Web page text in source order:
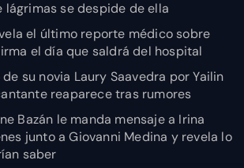
lágrimas se despide de ella
el último reporte médico sobre
el día que saldrá del hospital
su novia Laury Saavedra por Yailin
reaparece tras rumores
Bazán le manda mensaje a Irina
junto a Giovanni Medina y revela lo
saber